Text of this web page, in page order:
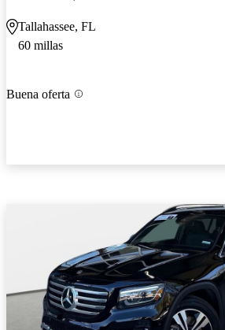
Tallahassee, FL
60 millas
Buena oferta